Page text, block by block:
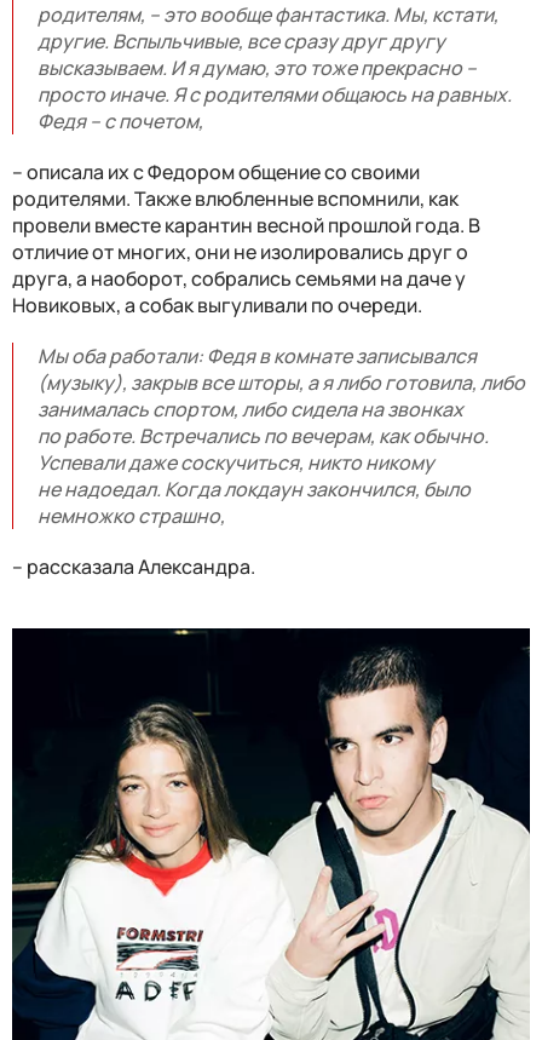
родителям, – это вообще фантастика. Мы, кстати,
другие. Вспыльчивые, все сразу друг другу
высказываем. И я думаю, это тоже прекрасно –
просто иначе. Я с родителями общаюсь на равных.
Федя – с почетом,
– описала их с Федором общение со своими
родителями.Также влюбленные вспомнили, как
провели вместе карантин весной прошлой года. В
отличие от многих, они не изолировались друг о
друга, а наоборот, собрались семьями на даче у
Новиковых, а собак выгуливали по очереди.
Мы оба работали: Федя в комнате записывался
(музыку), закрыв все шторы, а я либо готовила, либо
занималась спортом, либо сидела на звонках
по работе. Встречались по вечерам, как обычно.
Успевали даже соскучиться, никто никому
не надоедал. Когда локдаун закончился, было
немножко страшно,
– рассказала Александра.